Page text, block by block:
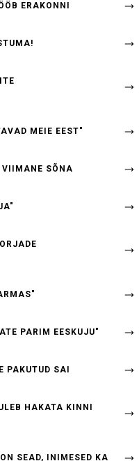
ERAKONNI
MEIE EEST"
SÕNA
PARIM EESKUJU"
PAKUTUD SAI
HAKATA KINNI
SEAD, INIMESED KA